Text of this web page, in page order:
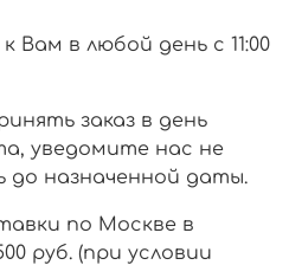
Вам в любой день с 11:00
заказ в день
уведомите нас не
до назначенной даты.
по Москве в
руб. (при условии